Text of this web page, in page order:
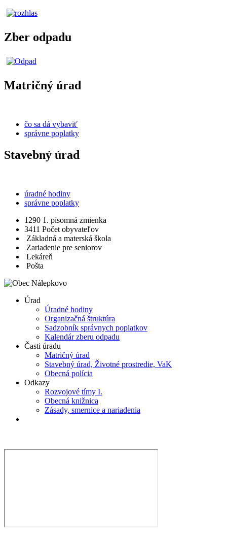
Zber odpadu
Matričný úrad
čo sa dá vybaviť
správne poplatky
Stavebný úrad
úradné hodiny
správne poplatky
1290 1. písomná zmienka
3411 Počet obyvateľov
Základná a materská škola
Zariadenie pre seniorov
Lekáreň
Pošta
Úrad
Úradné hodiny
Organizačná štruktúra
Sadzobník správnych poplatkov
Kalendár zberu odpadu
Časti úradu
Matričný úrad
Stavebný úrad, Životné prostredie, VaK
Obecná polícia
Odkazy
Rozvojové tímy I.
Obecná knižnica
Zásady, smernice a nariadenia